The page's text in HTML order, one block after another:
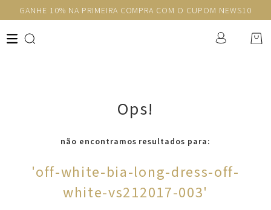
GANHE 10% NA PRIMEIRA COMPRA COM O CUPOM NEWS10
Ops!
não encontramos resultados para:
'off-white-bia-long-dress-off-
white-vs212017-003'